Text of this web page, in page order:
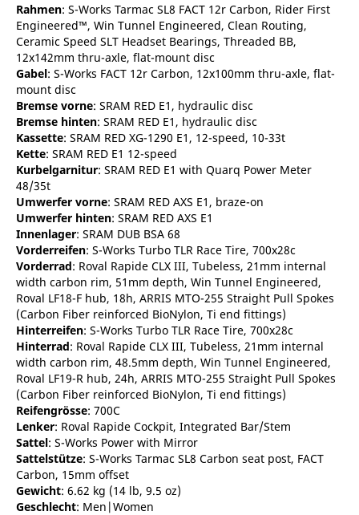
Rahmen: S-Works Tarmac SL8 FACT 12r Carbon, Rider First
Engineered™, Win Tunnel Engineered, Clean Routing,
Ceramic Speed SLT Headset Bearings, Threaded BB,
12x142mm thru-axle, flat-mount disc
Gabel: S-Works FACT 12r Carbon, 12x100mm thru-axle, flat-
mount disc
Bremse vorne: SRAM RED E1, hydraulic disc
Bremse hinten: SRAM RED E1, hydraulic disc
Kassette: SRAM RED XG-1290 E1, 12-speed, 10-33t
Kette: SRAM RED E1 12-speed
Kurbelgarnitur: SRAM RED E1 with Quarq Power Meter
48/35t
Umwerfer vorne: SRAM RED AXS E1, braze-on
Umwerfer hinten: SRAM RED AXS E1
Innenlager: SRAM DUB BSA 68
Vorderreifen: S-Works Turbo TLR Race Tire, 700x28c
Vorderrad: Roval Rapide CLX III, Tubeless, 21mm internal
width carbon rim, 51mm depth, Win Tunnel Engineered,
Roval LF18-F hub, 18h, ARRIS MTO-255 Straight Pull Spokes
(Carbon Fiber reinforced BioNylon, Ti end fittings)
Hinterreifen: S-Works Turbo TLR Race Tire, 700x28c
Hinterrad: Roval Rapide CLX III, Tubeless, 21mm internal
width carbon rim, 48.5mm depth, Win Tunnel Engineered,
Roval LF19-R hub, 24h, ARRIS MTO-255 Straight Pull Spokes
(Carbon Fiber reinforced BioNylon, Ti end fittings)
Reifengrösse: 700C
Lenker: Roval Rapide Cockpit, Integrated Bar/Stem
Sattel: S-Works Power with Mirror
Sattelstütze: S-Works Tarmac SL8 Carbon seat post, FACT
Carbon, 15mm offset
Gewicht: 6.62 kg (14 lb, 9.5 oz)
Geschlecht: Men|Women